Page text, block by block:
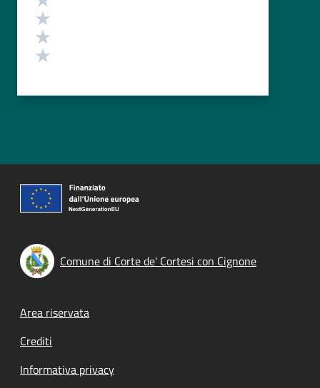
Comune di Corte de' Cortesi con Cignone
Footer menu
Area riservata
Crediti
Informativa privacy